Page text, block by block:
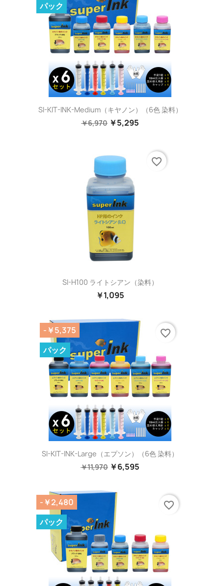
SI-KIT-INK-Medium（キヤノン）（6色 染料）
￥6,970 ￥5,295
パック
SI-H100 ライトシアン（染料）
￥1,095
favorite_border
SI-KIT-INK-Large（エプソン）（6色 染料）
￥11,970 ￥6,595
-￥5,375
パック
favorite_border
-￥2,480
パック
favorite_border